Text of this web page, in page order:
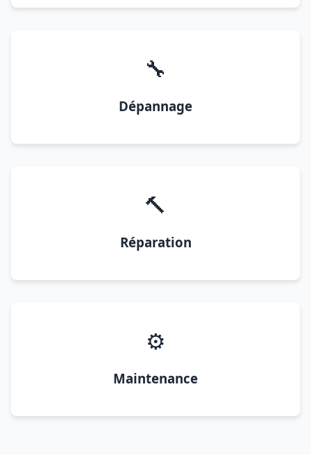
🔧
Dépannage
🔨
Réparation
⚙️
Maintenance